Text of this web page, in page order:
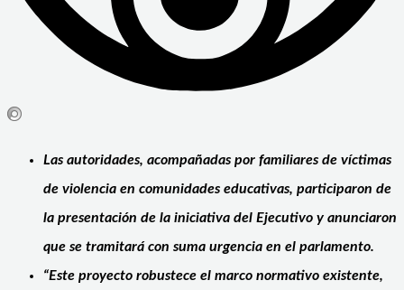
Las autoridades, acompañadas por familiares de víctimas
de violencia en comunidades educativas, participaron de
la presentación de la iniciativa del Ejecutivo y anunciaron
que se tramitará con suma urgencia en el parlamento.
“Este proyecto robustece el marco normativo existente,